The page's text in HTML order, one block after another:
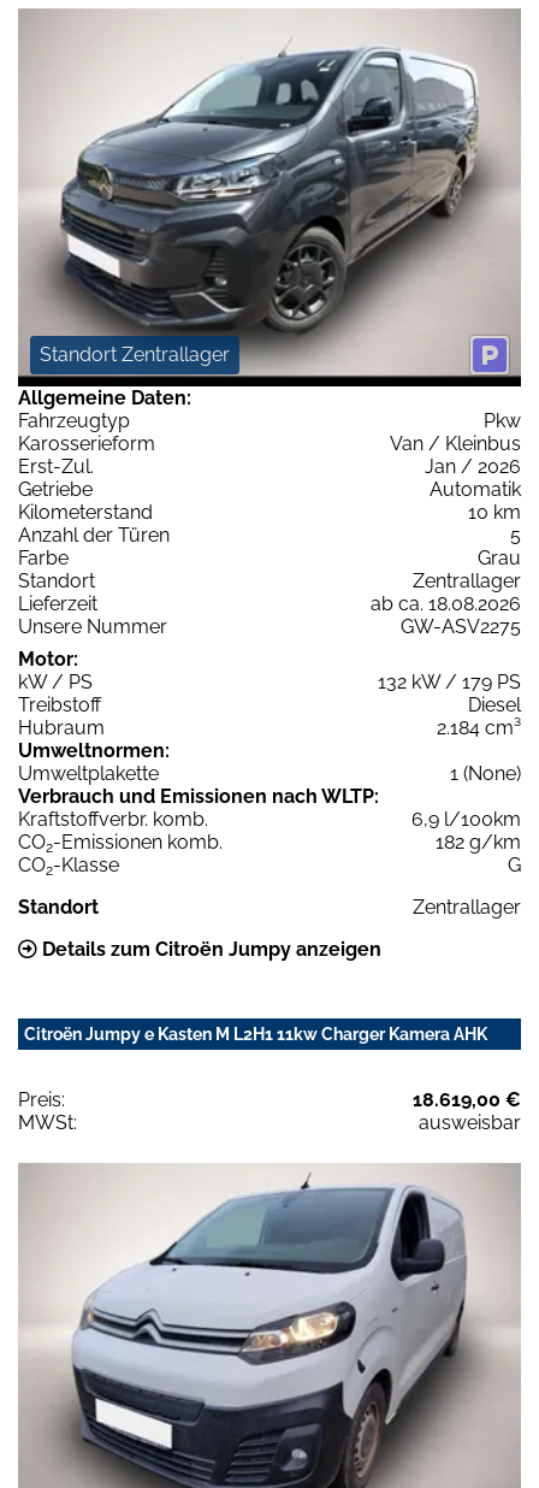
Standort Zentrallager
Allgemeine Daten:
Fahrzeugtyp
Pkw
Karosserieform
Van / Kleinbus
Erst-Zul.
Jan / 2026
Getriebe
Automatik
Kilometerstand
10 km
Anzahl der Türen
5
Farbe
Grau
Standort
Zentrallager
Lieferzeit
ab ca. 18.08.2026
Unsere Nummer
GW-ASV2275
Motor:
kW / PS
132 kW / 179 PS
Treibstoff
Diesel
Hubraum
2.184 cm³
Umweltnormen:
Umweltplakette
1 (None)
Verbrauch und Emissionen nach WLTP:
Kraftstoffverbr. komb.
6,9 l/100km
CO2-Emissionen komb.
182 g/km
CO2-Klasse
G
Standort
Zentrallager
Details zum Citroën Jumpy anzeigen
Citroën Jumpy e Kasten M L2H1 11kw Charger Kamera AHK
Preis:
18.619,00 €
MWSt:
ausweisbar